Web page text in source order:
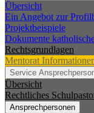
Übersicht
Ein Angebot zur
Projektbeispiele
Dokumente
Rechtsgrundlagen
Mentorat
Service
Übersicht
Rechtliches
Ansprechpersonen